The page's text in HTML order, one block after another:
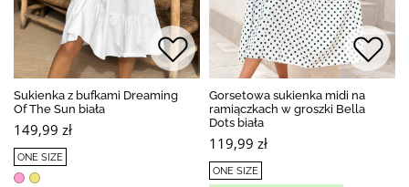
Sukienka z bufkami Dreaming
Of The Sun biała
149,99 zł
ONE SIZE
Gorsetowa sukienka midi na
ramiączkach w groszki Bella
Dots biała
119,99 zł
ONE SIZE